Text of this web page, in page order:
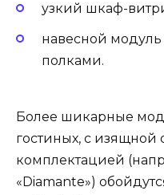
узкий шкаф-
навесной
полками.
Более шикарные
гостиных, с изящной
комплектацией
«Diamante»)